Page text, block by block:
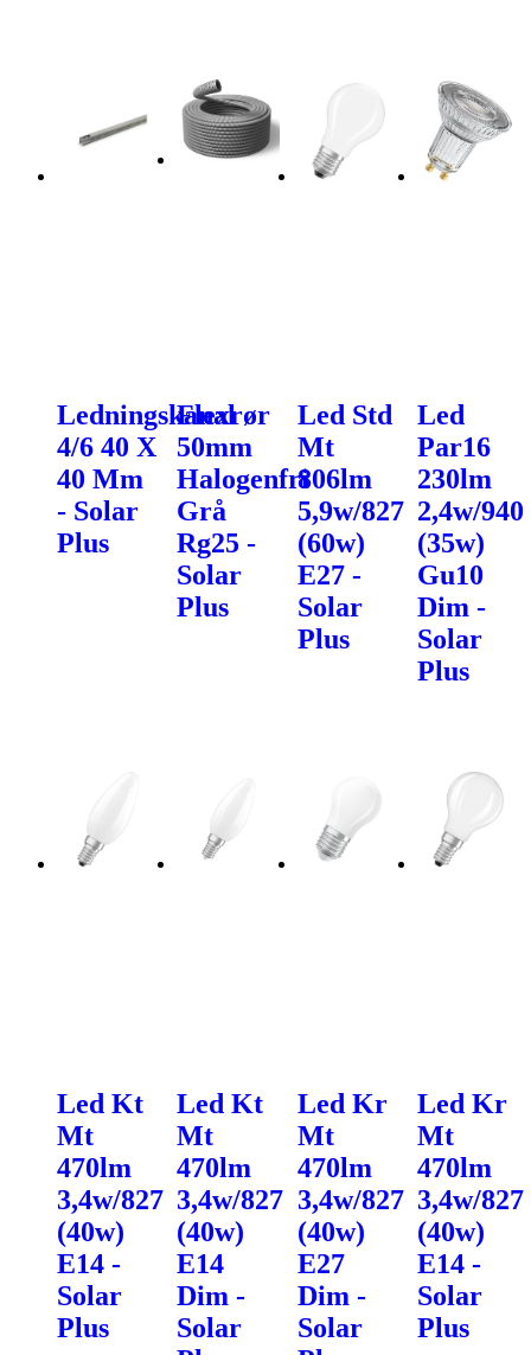
Ledningskanal
4/6 40 X
40 Mm
- Solar
Plus
Flexrør
50mm
Halogenfri
Grå
Rg25 -
Solar
Plus
Led Std
Mt
806lm
5,9w/827
(60w)
E27 -
Solar
Plus
Led
Par16
230lm
2,4w/940
(35w)
Gu10
Dim -
Solar
Plus
Led Kt
Mt
470lm
3,4w/827
(40w)
E14 -
Solar
Plus
Led Kt
Mt
470lm
3,4w/827
(40w)
E14
Dim -
Solar
Led Kr
Mt
470lm
3,4w/827
(40w)
E27
Dim -
Solar
Led Kr
Mt
470lm
3,4w/827
(40w)
E14 -
Solar
Plus